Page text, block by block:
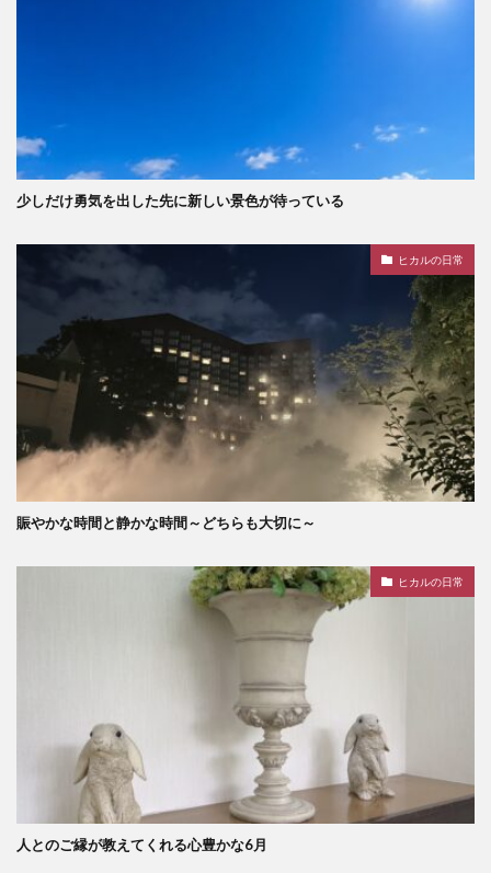
少しだけ勇気を出した先に新しい景色が待っている
ヒカルの日常
賑やかな時間と静かな時間～どちらも大切に～
ヒカルの日常
人とのご縁が教えてくれる心豊かな6月